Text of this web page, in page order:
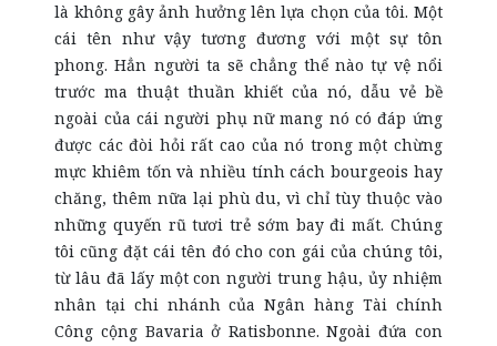
là không gây ảnh hưởng lên lựa chọn của tôi. Một
cái tên như vậy tương đương với một sự tôn
phong. Hẳn người ta sẽ chẳng thể nào tự vệ nổi
trước ma thuật thuần khiết của nó, dẫu vẻ bề
ngoài của cái người phụ nữ mang nó có đáp ứng
được các đòi hỏi rất cao của nó trong một chừng
mực khiêm tốn và nhiều tính cách bourgeois hay
chăng, thêm nữa lại phù du, vì chỉ tùy thuộc vào
những quyến rũ tươi trẻ sớm bay đi mất. Chúng
tôi cũng đặt cái tên đó cho con gái của chúng tôi,
từ lâu đã lấy một con người trung hậu, ủy nhiệm
nhân tại chi nhánh của Ngân hàng Tài chính
Công cộng Bavaria ở Ratisbonne. Ngoài đứa con